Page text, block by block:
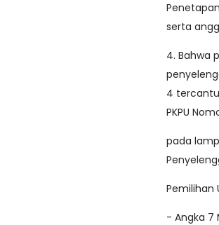
serta
4. Bahwa
4
PKPU
pada
Pemilihan
- Angka 7